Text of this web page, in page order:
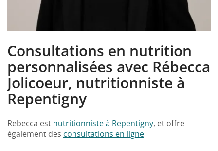
Consultations en nutrition
personnalisées avec Rébecca
Jolicoeur, nutritionniste à
Repentigny
Rebecca est nutritionniste à Repentigny, et offre
également des consultations en ligne.